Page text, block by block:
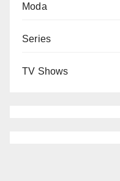
Moda
Series
TV Shows